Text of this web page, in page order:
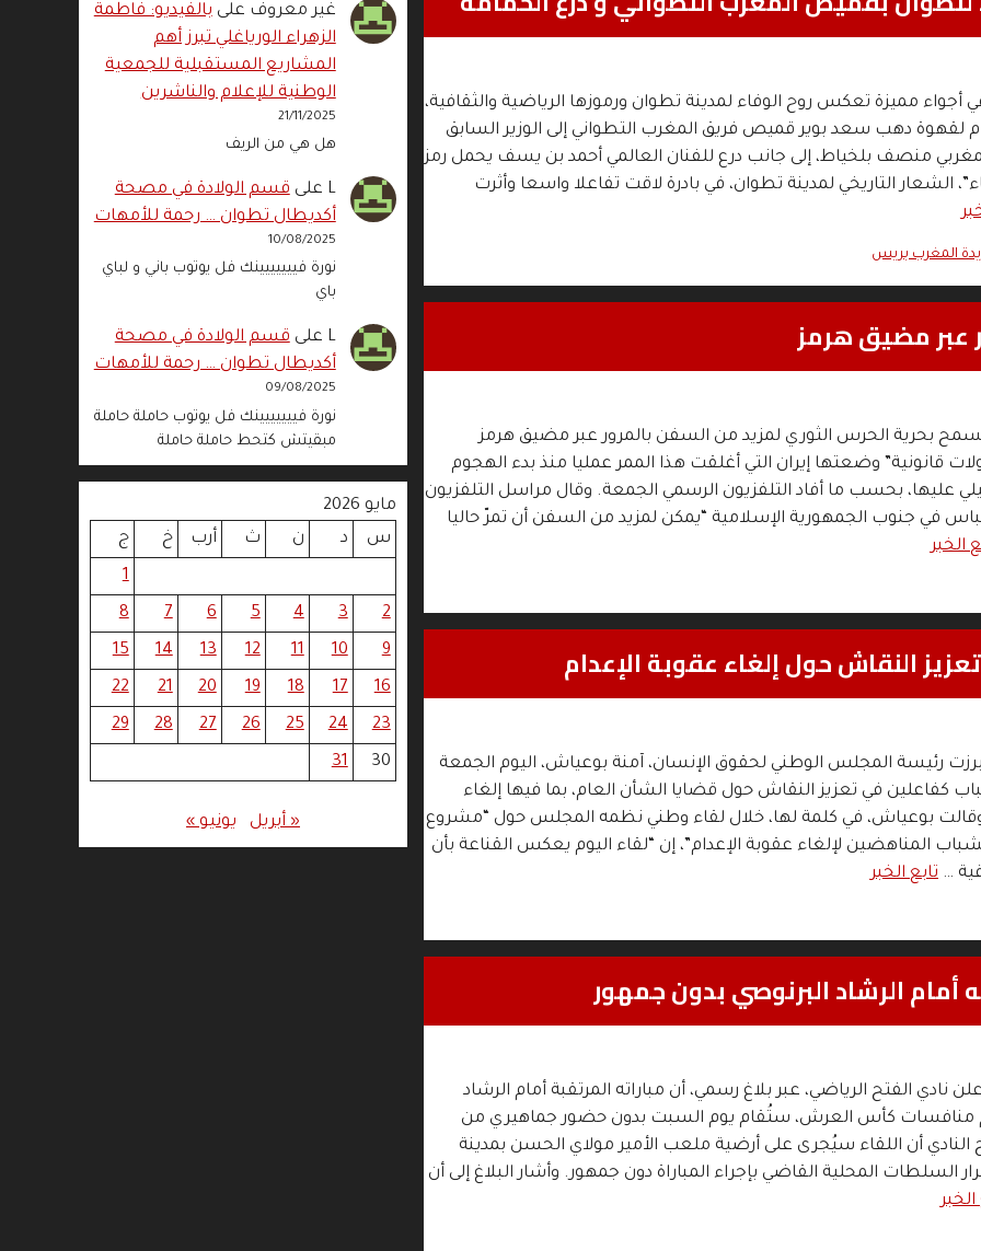
مميزة تعكس روح الوفاء لمدينة تطوان ورموزها الرياضية والثقافية،
لقهوة دهب سعد بوير قميص فريق المغرب التطواني إلى الوزير السابق
منصف بلخياط، إلى جانب درع للفنان العالمي أحمد بن يسف يحمل رمز
الشعار التاريخي لمدينة تطوان، في بادرة لاقت تفاعلا واسعا وأثرت
المغرب بريس
عبر مضيق هرمز
بحرية الحرس الثوري لمزيد من السفن بالمرور عبر مضيق هرمز
قانونية” وضعتها إيران التي أغلقت هذا الممر عمليا منذ بدء الهجوم
عليها، بحسب ما أفاد التلفزيون الرسمي الجمعة. وقال مراسل التلفزيون
في جنوب الجمهورية الإسلامية “يمكن لمزيد من السفن أن تمرّ حاليا
الخبر
النقاش حول إلغاء عقوبة الإعدام
رئيسة المجلس الوطني لحقوق الإنسان، آمنة بوعياش، اليوم الجمعة
كفاعلين في تعزيز النقاش حول قضايا الشأن العام، بما فيها إلغاء
وقالت بوعياش، في كلمة لها، خلال لقاء وطني نظمه المجلس حول “مشروع
المناهضين لإلغاء عقوبة الإعدام”، إن “لقاء اليوم يعكس القناعة بأن
… تابع الخبر
أمام الرشاد البرنوصي بدون جمهور
نادي الفتح الرياضي، عبر بلاغ رسمي، أن مباراته المرتقبة أمام الرشاد
منافسات كأس العرش، ستُقام يوم السبت بدون حضور جماهيري من
النادي أن اللقاء سيُجرى على أرضية ملعب الأمير مولاي الحسن بمدينة
السلطات المحلية القاضي بإجراء المباراة دون جمهور. وأشار البلاغ إلى أن
الخبر
غير معروف علىبالفيديو: فاطمة
الزهراء الورياغلي تبرز أهم
المشاريع المستقبلية للجمعية
الوطنية للإعلام والناشرين
21/11/2025
هل هي من الريف
L علىقسم الولادة في مصحة
أكديطال تطوان … رحمة للأمهات
10/08/2025
نورة فييييييينك فل يوتوب باني و لباي
باي
L علىقسم الولادة في مصحة
أكديطال تطوان … رحمة للأمهات
09/08/2025
نورة فييييييينك فل يوتوب حاملة حاملة
مبقيتش كتحط حاملة حاملة
مايو 2026
س
د ن ث أرب خ
ج
1
2
3
4
5
6
7
8
9
10
11
12
13
14
15
16
17
18
19
20
21
22
23
24
25
26
27
28
29
30
31
« أبريل يونيو »